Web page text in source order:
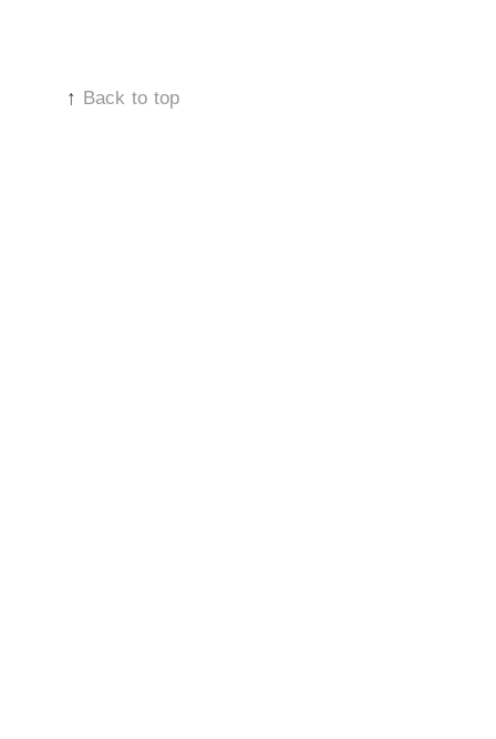
↑ Back to top